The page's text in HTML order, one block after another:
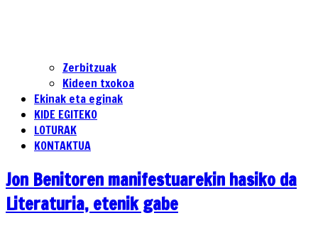
Zerbitzuak
Kideen txokoa
Ekinak eta eginak
KIDE EGITEKO
LOTURAK
KONTAKTUA
Jon Benitoren manifestuarekin hasiko da
Literaturia, etenik gabe